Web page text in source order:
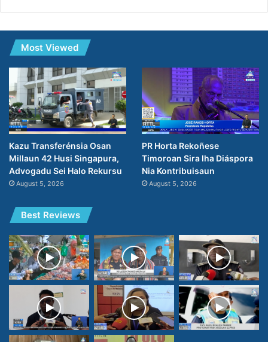
Most Viewed
Kazu Transferénsia Osan
Millaun 42 Husi Singapura,
Advogadu Sei Halo Rekursu
August 5, 2026
PR Horta Rekoñese
Timoroan Sira Iha Diáspora
Nia Kontribuisaun
August 5, 2026
Best Reviews